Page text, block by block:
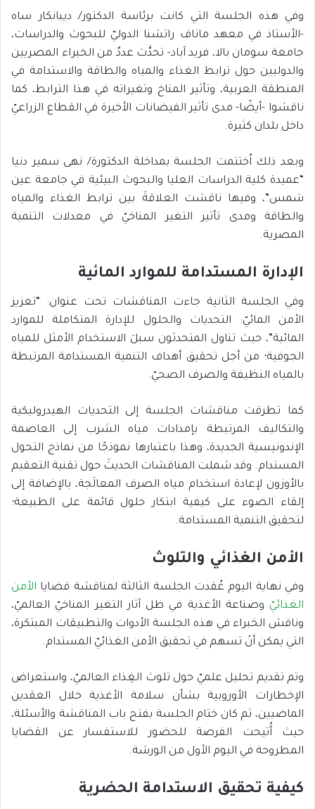
وفي هذه الجلسة التي كانت برئاسة الدكتور/ ديبانكار ساه
-الأستاذ في معهد ماناف راتشنا الدوليّ للبحوث والدراسات،
جامعة سومان بالا، فريد آباد- تحدَّث عددٌ من الخبراء المصريين
والدوليين حول ترابط الغذاء والمياه والطاقة والاستدامة في
المنطقة العربية، وتأثير المناخ وتغيراته في هذا الترابط، كما
ناقشوا -أيضًا- مدى تأثير الفيضانات الأخيرة في القطاع الزراعيّ
داخل بلدان كثيرة.
وبعد ذلك اُختتمت الجلسة بمداخلة الدكتورة/ نهى سمير دنيا
“عميدة كلية الدراسات العليا والبحوث البيئية في جامعة عين
شمس”، وفيها ناقشت العلاقةَ بين ترابط الغذاء والمياه
والطاقة ومدى تأثير التغير المناخيّ في معدلات التنمية
المصرية.
الإدارة المستدامة للموارد المائية
وفي الجلسة الثانية جاءت المناقشات تحت عنوان: “تعزيز
الأمن المائيّ: التحديات والحلول للإدارة المتكاملة للموارد
المائية”، حيث تناول المتحدثون سبلَ الاستخدام الأمثل للمياه
الجوفية؛ من أجل تحقيق أهداف التنمية المستدامة المرتبطة
بالمياه النظيفة والصرف الصحيّ.
كما تطرقت مناقشات الجلسة إلى التحديات الهيدروليكية
والتكاليف المرتبطة بإمدادات مياه الشرب إلى العاصمة
الإندونيسية الجديدة، وهذا باعتبارها نموذجًا من نماذج التحول
المستدام. وقد شملت المناقشات الحديثَ حول تقنية التعقيم
بالأوزون لإعادة استخدام مياه الصرف المعالَجة، بالإضافة إلى
إلقاء الضوء على كيفية ابتكار حلول قائمة على الطبيعة؛
لتحقيق التنمية المستدامة.
الأمن الغذائي والتلوث
وفي نهاية اليوم عُقدت الجلسة الثالثة لمناقشة قضايا الأمن
الغذائيّ وصناعة الأغذية في ظل آثار التغير المناخيّ العالميّ،
وناقش الخبراء في هذه الجلسة الأدوات والتطبيقات المبتكرة،
التي يمكن أنْ تسهم في تحقيق الأمن الغذائيّ المستدام.
وتم تقديم تحليل علميّ حول تلوث الغِذاء العالميّ، واستعراض
الإخطارات الأوروبية بشأن سلامة الأغذية خلال العقدين
الماضيين، ثم كان ختام الجلسة بفتح باب المناقشة والأسئلة،
حيث أُتيحت الفرصة للحضور للاستفسار عن القضايا
المطروحة في اليوم الأول من الورشة.
كيفية تحقيق الاستدامة الحضرية